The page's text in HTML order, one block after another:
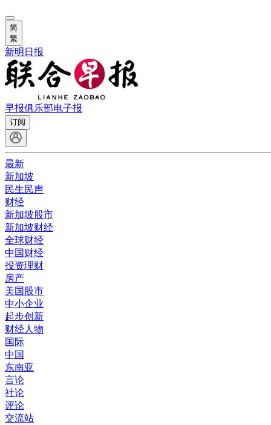
简
繁
新明日报
早报俱乐部电子报
订阅
最新
新加坡
民生民声
财经
新加坡股市
新加坡财经
全球财经
中国财经
投资理财
房产
美国股市
中小企业
起步创新
财经人物
国际
中国
东南亚
言论
社论
评论
交流站